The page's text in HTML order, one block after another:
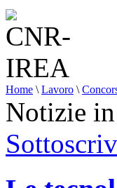
Home \ Lavoro \
Notizie